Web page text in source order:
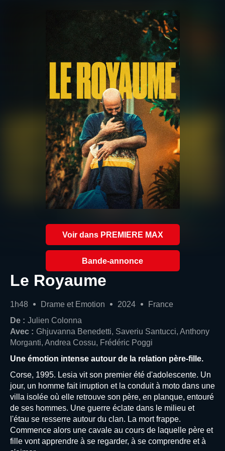
Voir dans PREMIERE MAX
Bande-annonce
Le Royaume
1h48 Drame et Emotion 2024
France
De : Julien Colonna
Avec : Ghjuvanna Benedetti, Saveriu Santucci, Anthony
Morganti, Andrea Cossu, Frédéric Poggi
Une émotion intense autour de la relation père-fille.
Corse, 1995. Lesia vit son premier été d'adolescente. Un
jour, un homme fait irruption et la conduit à moto dans une
villa isolée où elle retrouve son père, en planque, entouré
de ses hommes. Une guerre éclate dans le milieu et
l'étau se resserre autour du clan. La mort frappe.
Commence alors une cavale au cours de laquelle père et
fille vont apprendre à se regarder, à se comprendre et à